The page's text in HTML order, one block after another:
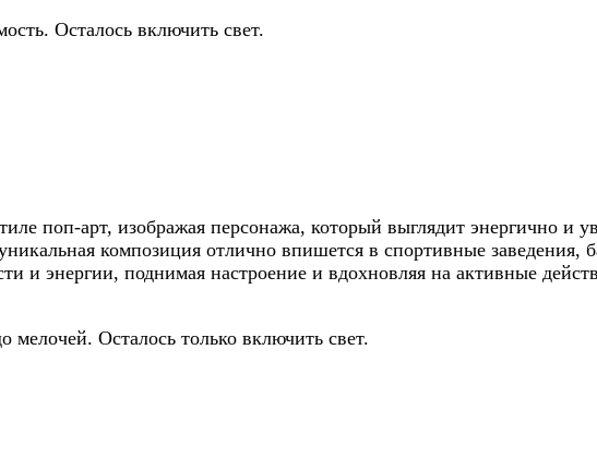
Осталось включить свет.
поп-арт, изображая персонажа, который выглядит энергично и
композиция отлично впишется в спортивные заведения,
и энергии, поднимая настроение и вдохновляя на активные
мелочей. Осталось только включить свет.